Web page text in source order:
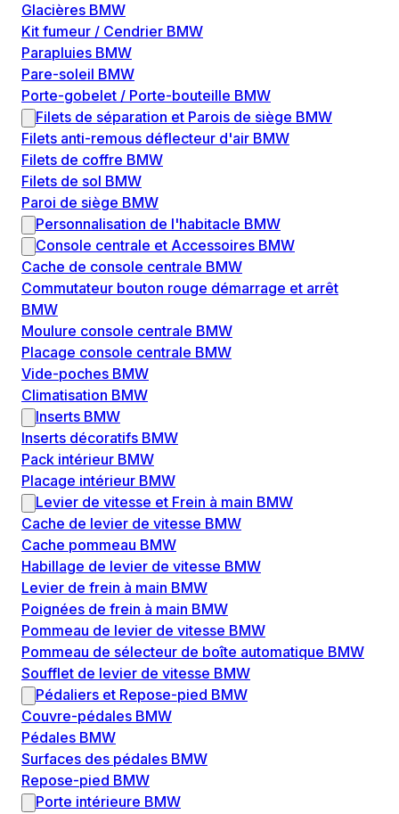
Glacières BMW
Kit fumeur / Cendrier BMW
Parapluies BMW
Pare-soleil BMW
Porte-gobelet / Porte-bouteille BMW
Filets de séparation et Parois de siège BMW
Filets anti-remous déflecteur d'air BMW
Filets de coffre BMW
Filets de sol BMW
Paroi de siège BMW
Personnalisation de l'habitacle BMW
Console centrale et Accessoires BMW
Cache de console centrale BMW
Commutateur bouton rouge démarrage et arrêt
BMW
Moulure console centrale BMW
Placage console centrale BMW
Vide-poches BMW
Climatisation BMW
Inserts BMW
Inserts décoratifs BMW
Pack intérieur BMW
Placage intérieur BMW
Levier de vitesse et Frein à main BMW
Cache de levier de vitesse BMW
Cache pommeau BMW
Habillage de levier de vitesse BMW
Levier de frein à main BMW
Poignées de frein à main BMW
Pommeau de levier de vitesse BMW
Pommeau de sélecteur de boîte automatique BMW
Soufflet de levier de vitesse BMW
Pédaliers et Repose-pied BMW
Couvre-pédales BMW
Pédales BMW
Surfaces des pédales BMW
Repose-pied BMW
Porte intérieure BMW